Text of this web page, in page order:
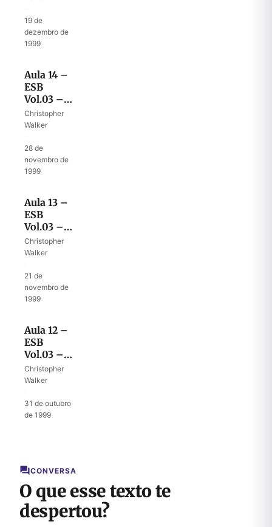
VI – As
Duas
Armas de
19 de
dezembro de
1999
Aula 14 –
ESB
Vol.03 –
40º Ano
no
– Vitórias
nas
Guerras
Amorreus
Christopher
Walker
28 de
novembro de
1999
Aula 13 –
ESB
Vol.03 –
40º Ano
no
IV – Os
Inimigos
III
Christopher
Walker
21 de
novembro de
1999
Aula 12 –
ESB
Vol.03 –
40º Ano
no
III – Os
Inimigos
Christopher
Walker
31 de outubro
de 1999
CONVERSA
O que esse texto te
despertou?